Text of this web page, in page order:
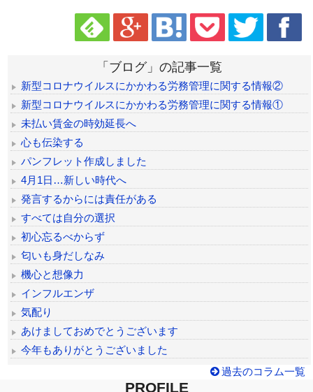
「ブログ」の記事一覧
新型コロナウイルスにかかわる労務管理に関する情報②
新型コロナウイルスにかかわる労務管理に関する情報①
未払い賃金の時効延長へ
心も伝染する
パンフレット作成しました
4月1日…新しい時代へ
発言するからには責任がある
すべては自分の選択
初心忘るべからず
匂いも身だしなみ
機心と想像力
インフルエンザ
気配り
あけましておめでとうございます
今年もありがとうございました
過去のコラム一覧
PROFILE